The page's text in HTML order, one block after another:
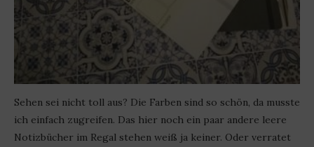
Sehen sei nicht toll aus? Die Farben sind so schön, da musste
ich einfach zugreifen. Das hier noch ein paar andere leere
Notizbücher im Regal stehen weiß ja keiner. Oder verratet